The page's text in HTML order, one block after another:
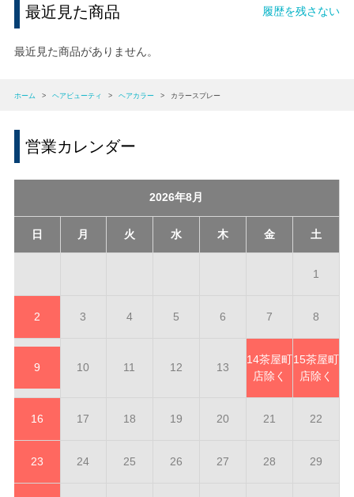
最近見た商品 履歴を残さない
最近見た商品がありません。
ホーム > ヘアビューティ > ヘアカラー > カラースプレー
営業カレンダー
2026年8月
日 月 火 水 木 金 土
1
2 3 4 5 6 7 8
9 10 11 12 13
14茶屋町
店除く
15茶屋町
店除く
16 17 18 19 20 21 22
23 24 25 26 27 28 29